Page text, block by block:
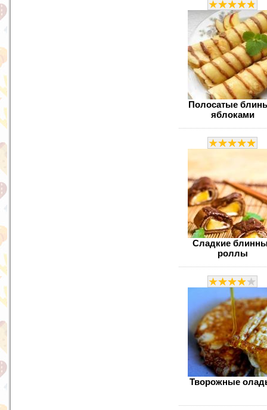
Полосатые
яблоками
Сладкие
роллы
Творожные